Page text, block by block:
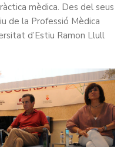
mèdica. Des del seus
de la Professió Mèdica
d’Estiu Ramon Llull